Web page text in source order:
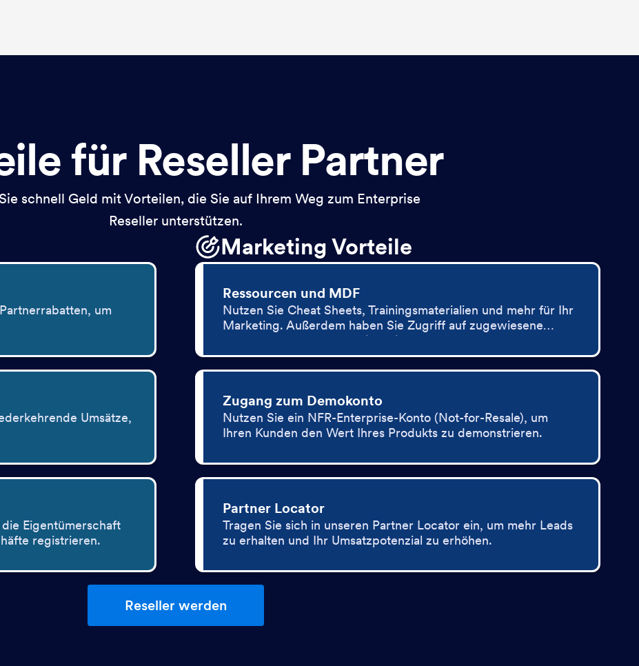
für Reseller Partner
schnell Geld mit Vorteilen, die Sie auf Ihrem Weg zum Enterprise
Reseller unterstützen.
um
Umsätze,
Eigentümerschaft
registrieren.
Marketing Vorteile
Ressourcen und MDF
Nutzen Sie Cheat Sheets, Trainingsmaterialien und mehr für Ihr
Marketing. Außerdem haben Sie Zugriff auf zugewiesene
Marktentwicklungsfonds (MDF).
Zugang zum Demokonto
Nutzen Sie ein NFR-Enterprise-Konto (Not-for-Resale), um
Ihren Kunden den Wert Ihres Produkts zu demonstrieren.
Partner Locator
Tragen Sie sich in unseren Partner Locator ein, um mehr Leads
zu erhalten und Ihr Umsatzpotenzial zu erhöhen.
Reseller werden